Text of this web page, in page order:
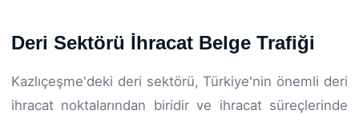
Deri Sektörü İhracat Belge Trafiği
Kazlıçeşme'deki deri sektörü, Türkiye'nin önemli deri
ihracat noktalarından biridir ve ihracat süreçlerinde